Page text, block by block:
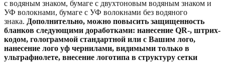
с водяным знаком, бумаге с двухтоновым водяным знаком и
УФ волокнами, бумаге с УФ волокнами без водяного
знака. Дополнительно, можно повысить защищенность
бланков следующими доработками: нанесение QR-, штрих-
кодом, голограммой стандартной или с Вашим лого,
нанесение лого уф чернилами, видимыми только в
ультрафиолете, внесение логотипа в структуру сетки